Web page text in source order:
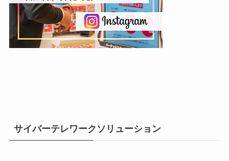
サイバーテレワークソリューション